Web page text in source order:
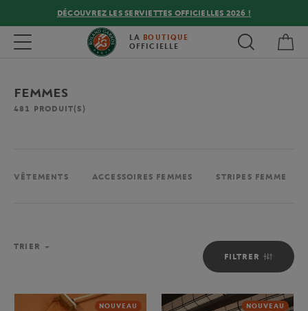
DÉCOUVREZ LES SERVIETTES OFFICIELLES 2026 !
Toggle navigation LA BOUTIQUE
OFFICIELLE
FEMMES
481 PRODUIT(S)
VÊTEMENTS ACCESSOIRES FEMMES STRIPES FEMME
FILTRER
TRIER
NOUVEAU NOUVEAU